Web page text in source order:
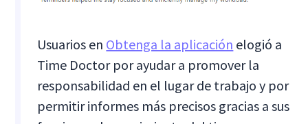
Usuarios en Obtenga la aplicación elogió a
Time Doctor por ayudar a promover la
responsabilidad en el lugar de trabajo y por
permitir informes más precisos gracias a sus